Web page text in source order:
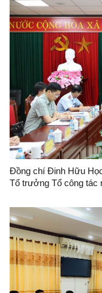
Đồng chí Đinh Hữu
Tổ trưởng Tổ công tác
Lạng Sơn tổ